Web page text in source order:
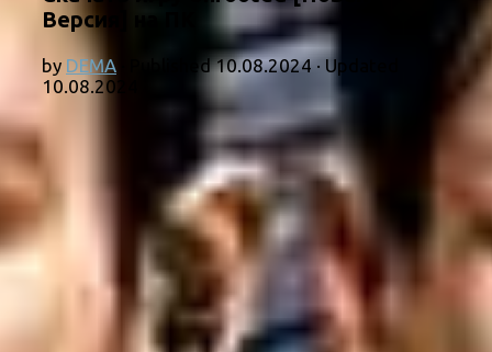
Версия] на ПК
by DEMA · Published10.08.2024· Updated
10.08.2024